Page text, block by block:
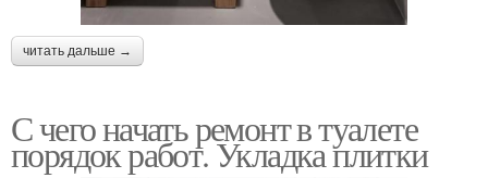
читать дальше →
С чего начать ремонт в туалете
порядок работ. Укладка плитки